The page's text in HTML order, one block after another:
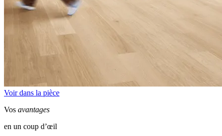
Voir dans la pièce
Vos avantages
en un coup d’œil